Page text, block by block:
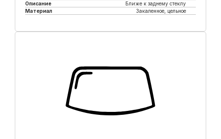
Описание
Ближе к заднему стеклу
Материал
Закаленное, цельное